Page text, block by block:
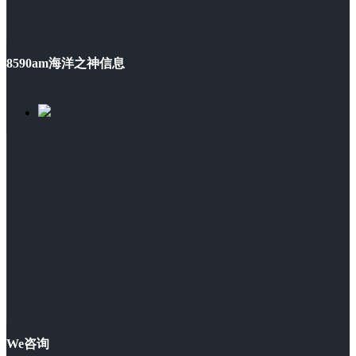
8590am海洋之神信息
We咨询